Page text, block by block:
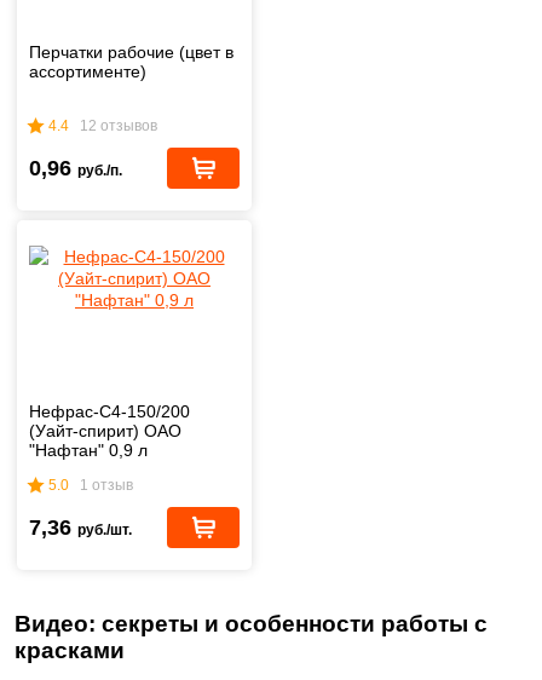
Перчатки рабочие (цвет в
ассортименте)
4.4 12 отзывов
0,96 руб./п.
Нефрас-С4-150/200
(Уайт-спирит) ОАО
"Нафтан" 0,9 л
5.0 1 отзыв
7,36 руб./шт.
Видео: секреты и особенности работы с
красками